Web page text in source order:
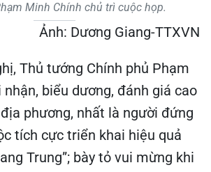
Minh Chính chủ trì cuộc họp.
Ảnh: Dương Giang-TTXVN
Thủ tướng Chính phủ Phạm
nhận, biểu dương, đánh giá cao
phương, nhất là người đứng
tích cực triển khai hiệu quả
Trung”; bày tỏ vui mừng khi